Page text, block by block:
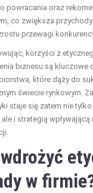
powracania oraz
co zwiększa
przewagi
korzyści z
biznesu są kluczowe
które dąży do
świecie rynkowym.
staje się zatem nie
i strategią wpływającą
w